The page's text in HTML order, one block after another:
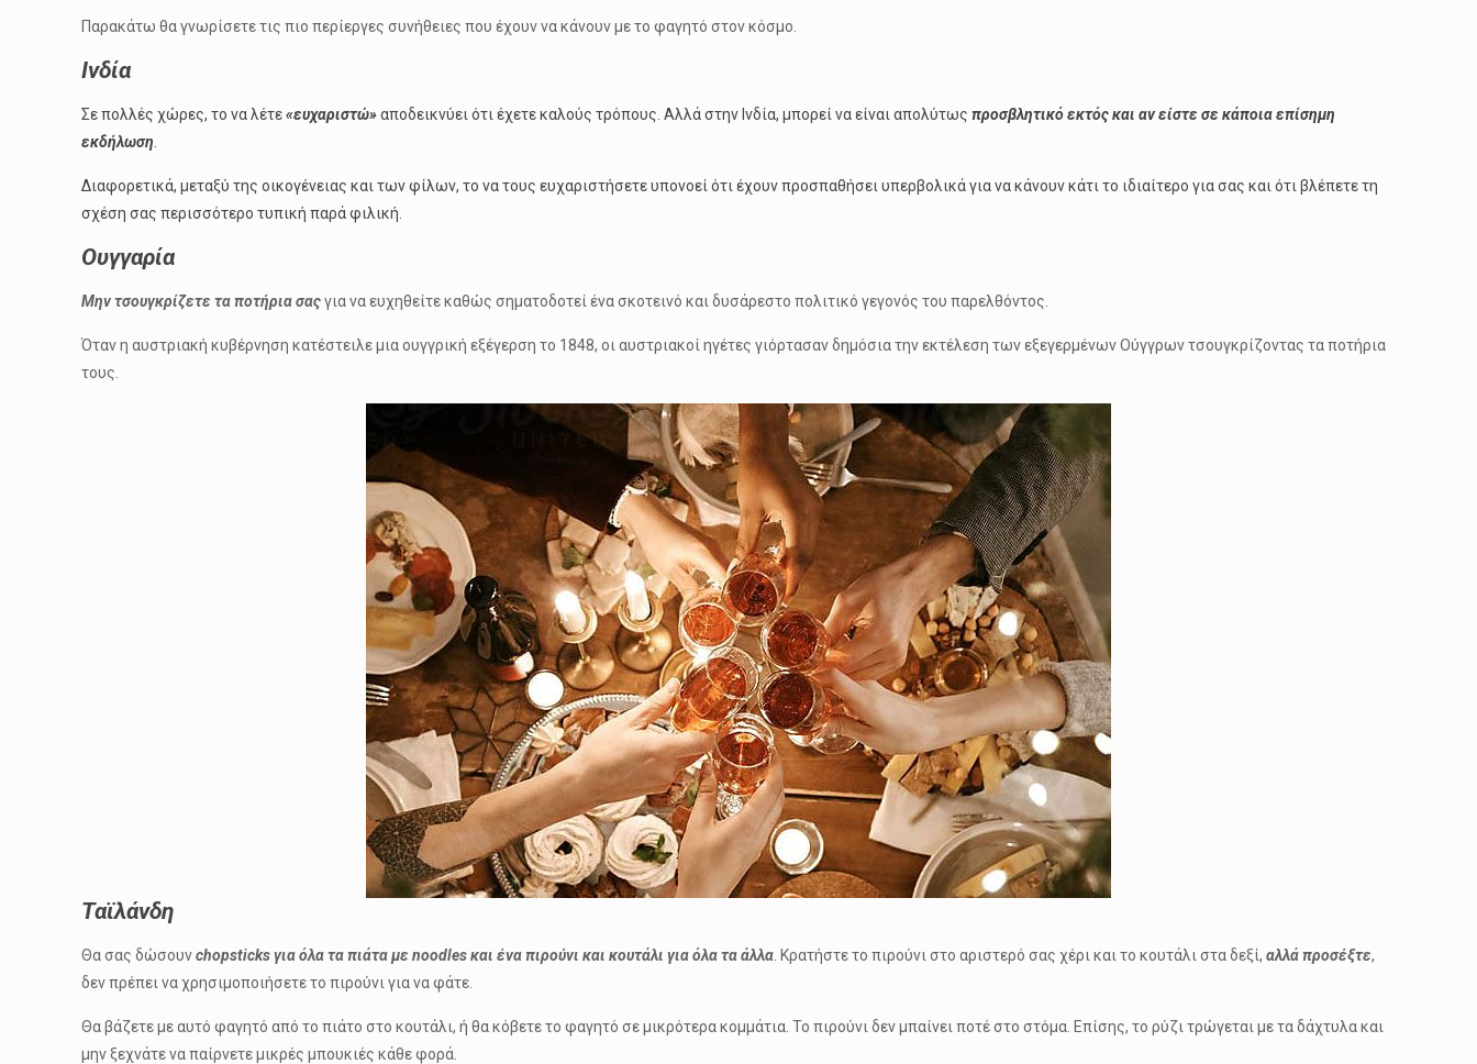
Παρακάτω θα γνωρίσετε τις πιο περίεργες συνήθειες που έχουν να κάνουν με το φαγητό στον κόσμο.
Ινδία
Σε πολλές χώρες, το να λέτε«ευχαριστώ»αποδεικνύει ότι έχετε καλούς τρόπους. Αλλά στην Ινδία, μπορεί να είναι απολύτωςπροσβλητικό εκτός και αν είστε σε κάποια επίσημη
εκδήλωση
Διαφορετικά, μεταξύ της οικογένειας και των φίλων, το να τους ευχαριστήσετε υπονοεί ότι έχουν προσπαθήσει υπερβολικά για να κάνουν κάτι το ιδιαίτερο για σας και ότι βλέπετε τη
σχέση σας περισσότερο τυπική παρά φιλική.
Ουγγαρία
Μην τσουγκρίζετε τα ποτήρια σαςγια να ευχηθείτε καθώς σηματοδοτεί ένα σκοτεινό και δυσάρεστο πολιτικό γεγονός του παρελθόντος.
Όταν η αυστριακή κυβέρνηση κατέστειλε μια ουγγρική εξέγερση το 1848, οι αυστριακοί ηγέτες γιόρτασαν δημόσια την εκτέλεση των εξεγερμένων Ούγγρων τσουγκρίζοντας τα ποτήρια
τους.
Ταϊλάνδη
Θα σας δώσουνchopsticks για όλα τα πιάτα με noodles και ένα πιρούνι και κουτάλι για όλα τα άλλα . Κρατήστε το πιρούνι στο αριστερό σας χέρι και το κουτάλι στα δεξί, αλλά προσέξτε,
δεν πρέπει να χρησιμοποιήσετε το πιρούνι για να φάτε.
Θα βάζετε με αυτό φαγητό από το πιάτο στο κουτάλι, ή θα κόβετε το φαγητό σε μικρότερα κομμάτια. Το πιρούνι δεν μπαίνει ποτέ στο στόμα. Επίσης, το ρύζι τρώγεται με τα δάχτυλα και
μην ξεχνάτε να παίρνετε μικρές μπουκιές κάθε φορά.